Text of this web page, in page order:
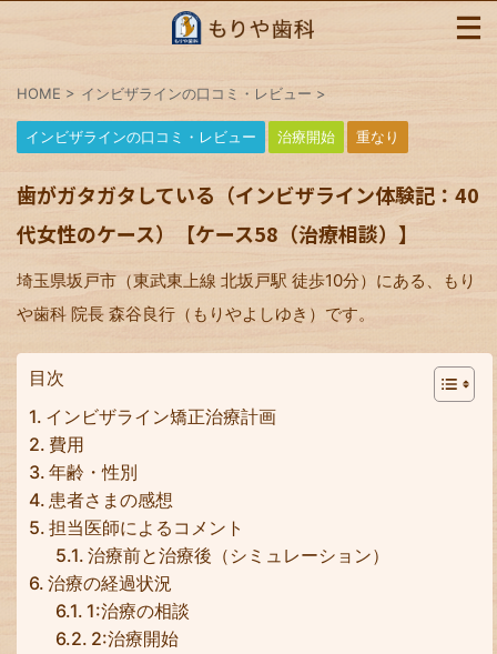
HOME > インビザラインの口コミ・レビュー >
インビザラインの口コミ・レビュー 治療開始 重なり
歯がガタガタしている（インビザライン体験記：40
代女性のケース）【ケース58（治療相談）】
埼玉県坂戸市（東武東上線 北坂戸駅 徒歩10分）にある、もり
や歯科 院長 森谷良行（もりやよしゆき）です。
目次
インビザライン矯正治療計画
費用
年齢・性別
患者さまの感想
担当医師によるコメント
治療前と治療後（シミュレーション）
治療の経過状況
1:治療の相談
2:治療開始